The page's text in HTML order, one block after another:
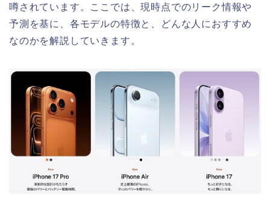
噂されています。ここでは、現時点でのリーク情報や
予測を基に、各モデルの特徴と、どんな人におすすめ
なのかを解説していきます。